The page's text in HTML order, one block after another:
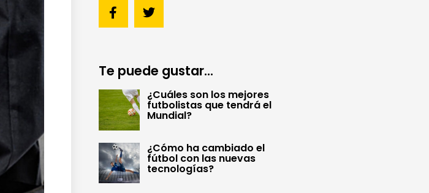
Te puede gustar...
¿Cuáles son los mejores
futbolistas que tendrá el
Mundial?
¿Cómo ha cambiado el
fútbol con las nuevas
tecnologías?